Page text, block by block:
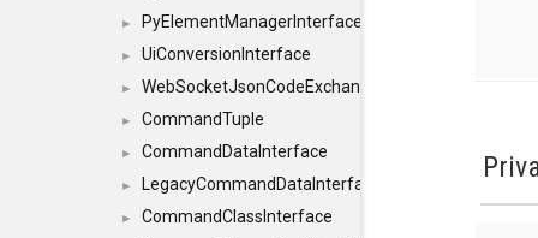
► PyElementManagerInterface
► UiConversionInterface
► WebSocketJsonCodeExchangerInterface
► CommandTuple
► CommandDataInterface
► LegacyCommandDataInterface
► CommandClassInterface